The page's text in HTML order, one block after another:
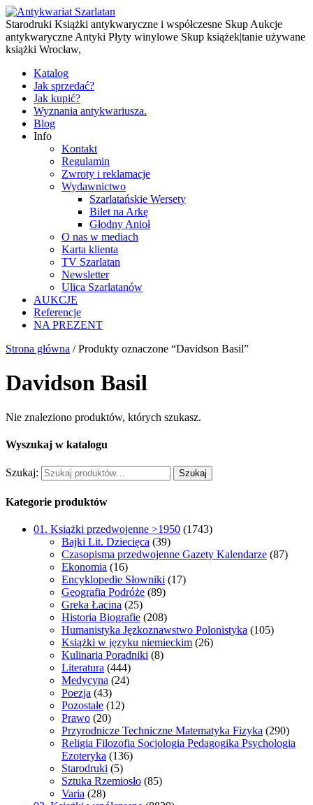
Starodruki Książki antykwaryczne i współczesne Skup Aukcje
antykwaryczne Antyki Płyty winylowe Skup książek|tanie używane
książki Wrocław,
Katalog
Jak sprzedać?
Jak kupić?
Wyznania antykwariusza.
Blog
Info
Kontakt
Regulamin
Zwroty i reklamacje
Wydawnictwo
Szarlatańskie Wersety
Bilet na Arkę
Głodny Anioł
O nas w mediach
Karta klienta
TV Szarlatan
Newsletter
Ulica Szarlatanów
AUKCJE
Referencje
NA PREZENT
Strona główna / Produkty oznaczone “Davidson Basil”
Davidson Basil
Nie znaleziono produktów, których szukasz.
Wyszukaj w katalogu
Szukaj: Szukaj
Kategorie produktów
01. Książki przedwojenne >1950 (1743)
Bajki Lit. Dziecięca (39)
Czasopisma przedwojenne Gazety Kalendarze (87)
Ekonomia (16)
Encyklopedie Słowniki (17)
Geografia Podróże (89)
Greka Łacina (25)
Historia Biografie (208)
Humanistyka Jęzkoznawstwo Polonistyka (105)
Książki w języku niemieckim (26)
Kulinaria Poradniki (8)
Literatura (444)
Medycyna (24)
Poezja (43)
Pozostałe (12)
Prawo (20)
Przyrodnicze Techniczne Matematyka Fizyka (290)
Religia Filozofia Socjologia Pedagogika Psychologia
Ezoteryka (136)
Starodruki (5)
Sztuka Rzemiosło (85)
Varia (28)